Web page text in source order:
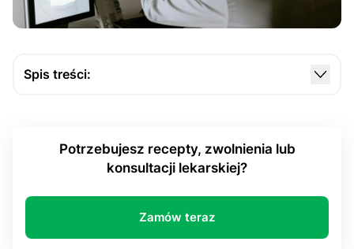
Spis treści:
Kiedy warto zrobić badanie obrazowe, czyli nie
wszystko da się usłyszeć stetoskopem?
Jak przygotować się do badania bez strachu, ale z
Potrzebujesz recepty, zwolnienia lub
konsultacji lekarskiej?
Zamów teraz